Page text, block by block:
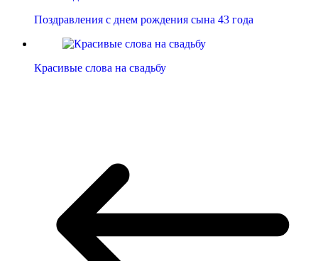
Поздравления с днем рождения сына 43 года
Красивые слова на свадьбу